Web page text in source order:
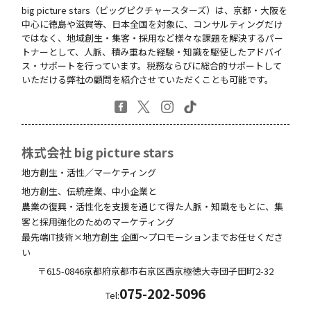
big picture stars（ビッグピクチャースターズ）は、京都・大阪を
中心に徳島や滋賀等、日本全国を対象に、コンサルティングだけ
ではなく、地域創生・集客・採用など様々な課題を解決するパー
トナーとして、人脈、積み重ねた経験・知識を駆使したアドバイ
ス・サポートを行っています。税務ならびに総合的サポートして
いただける弊社の顧問を紹介させていただくことも可能です。
株式会社 big picture stars
地方創生・活性／マーケティング
地方創生、伝統産業、中小企業と
農業の復興・活性化を支援を通じて得た人脈・知識をもとに、集
客と採用強化のためのマーケティング
最先端IT技術×地方創生 企画～プロモーションまでお任せくださ
い
〒615-0846京都府京都市右京区西京極徳大寺団子田町2-32
Tel:075-202-5096